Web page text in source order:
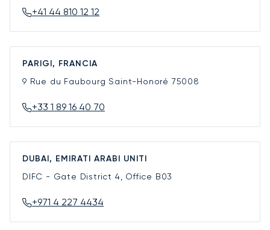
+41 44 810 12 12
PARIGI, FRANCIA
9 Rue du Faubourg Saint-Honoré 75008
+33 1 89 16 40 70
DUBAI, EMIRATI ARABI UNITI
DIFC - Gate District 4, Office B03
+971 4 227 4434